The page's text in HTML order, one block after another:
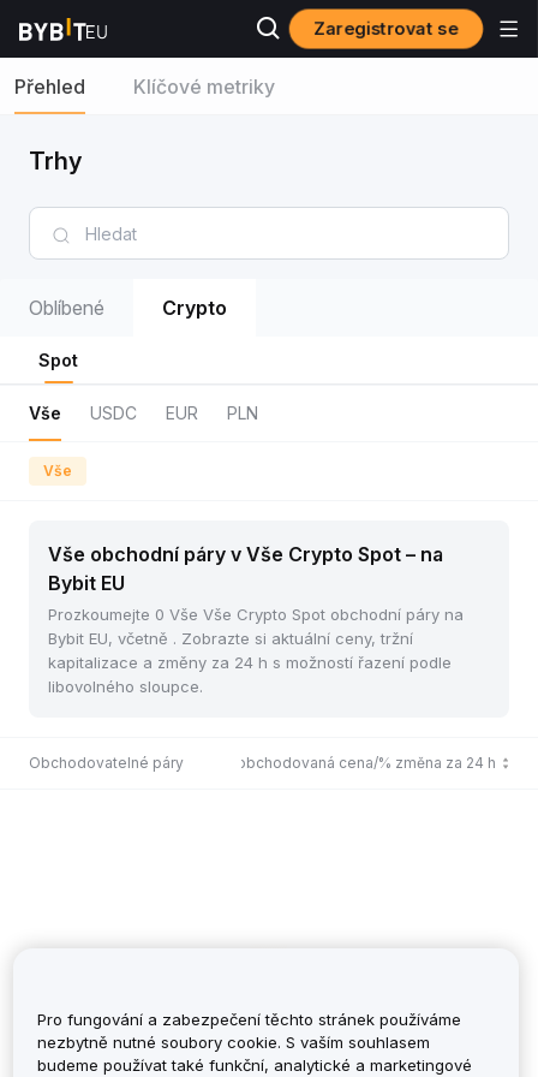
Zaregistrovat se
Přehled Klíčové metriky
Trhy
Oblíbené Crypto
Spot
Vše USDC EUR PLN
Vše
Vše obchodní páry v Vše Crypto Spot – na
Bybit EU
Prozkoumejte 0 Vše Vše Crypto Spot obchodní páry na
Bybit EU, včetně . Zobrazte si aktuální ceny, tržní
kapitalizace a změny za 24 h s možností řazení podle
libovolného sloupce.
Obchodovatelné páryPoslední obchodovaná cena/% změna za 24 h
Pro fungování a zabezpečení těchto stránek používáme
nezbytně nutné soubory cookie. S vaším souhlasem
budeme používat také funkční, analytické a marketingové